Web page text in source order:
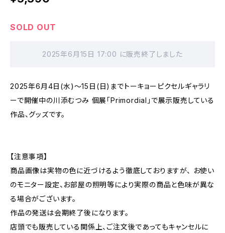
SOLD OUT
2025年6月15日 17:00 に販売終了しました
2025年6月4日(水)〜15日(日)までトーキョーピクセルギャラリ
ーで開催中の川添むつみ 個展「Primordial」で展示販売している
作品、グッズです。
【注意事項】
商品画像は実物の色に近づけるよう徹底しておりますが、 お使い
のモニター設定、お部屋の照明等により実際の商品と色味が異な
る場合がございます。
作品の発送は会期終了後になります。
店頭でも販売している関係上、ご注文後であってもキャンセルに